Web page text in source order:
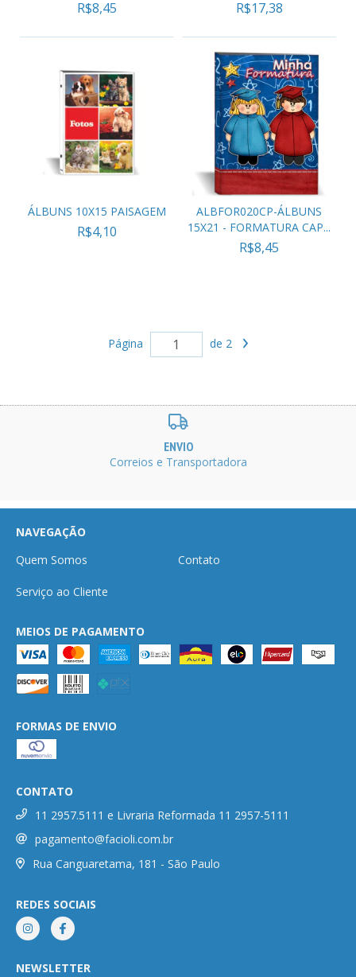
R$8,45 R$17,38
ÁLBUNS 10X15 PAISAGEM
R$4,10
ALBFOR020CP-ÁLBUNS
15X21 - FORMATURA CAP...
R$8,45
Página de 2
ENVIO
Correios e Transportadora
NAVEGAÇÃO
Quem Somos
Contato
Serviço ao Cliente
MEIOS DE PAGAMENTO
FORMAS DE ENVIO
CONTATO
11 2957.5111 e Livraria Reformada 11 2957-5111
pagamento@facioli.com.br
Rua Canguaretama, 181 - São Paulo
REDES SOCIAIS
NEWSLETTER